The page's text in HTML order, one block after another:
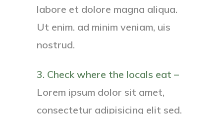
labore et dolore magna aliqua.
Ut enim. ad minim veniam, uis
nostrud.
3. Check where the locals eat –
Lorem ipsum dolor sit amet,
consectetur adipisicing elit sed.